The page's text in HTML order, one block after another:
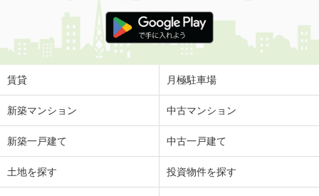
賃貸 月極駐車場
新築マンション 中古マンション
新築一戸建て 中古一戸建て
土地を探す 投資物件を探す